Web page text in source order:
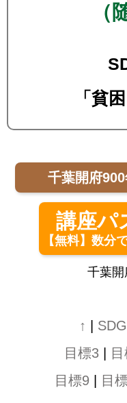
（
「貧
千葉開府
講座パ
【無料】数分
千葉
↑
目標3|
目標9
目